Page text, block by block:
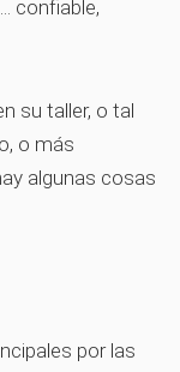
confiable,
su taller, o tal
o más
algunas cosas
por las